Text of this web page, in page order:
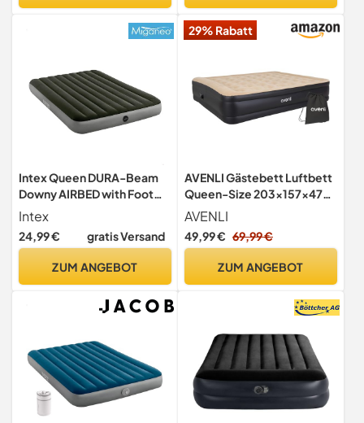
Intex Queen DURA-Beam
Downy AIRBED with Foot
BIP
Intex
24,99 € gratis Versand
ZUM ANGEBOT
29% Rabatt
AVENLI Gästebett Luftbett
Queen-Size 203x157x47
cm, Doppelbett 2
Personen, Elektropumpe
integriert, CloudCoil,
beige/schwarz
AVENLI
49,99 € 69,99 €
ZUM ANGEBOT